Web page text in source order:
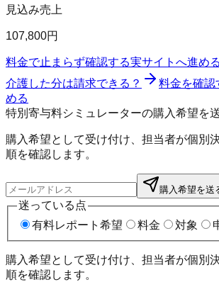
見込み売上
107,800円
料金で止まらず確認する実サイトへ進める
介護した分は請求できる？
料金を確認
める
特別寄与料シミュレーターの購入希望を
購入希望として受け付け、担当者が個別
順を確認します。
購入希望を送
迷っている点
有料レポート希望
料金 対象
購入希望として受け付け、担当者が個別
順を確認します。